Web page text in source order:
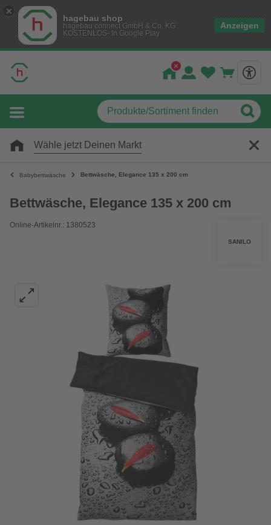
hagebau shop
hagebau connect GmbH & Co. KG
KOSTENLOS- In Google Play
Anzeigen
Wähle jetzt Deinen Markt
Babybettwäsche Bettwäsche, Elegance 135 x 200 cm
Bettwäsche, Elegance 135 x 200 cm
Online-Artikelnr.: 1380523
SANILO